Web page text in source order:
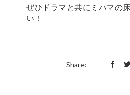
ぜひドラマと共にミハマの
い！
Share: